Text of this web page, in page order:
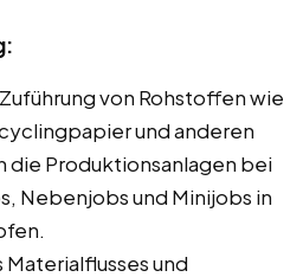
von Rohstoffen wie
und anderen
die Produktionsanlagen bei
Nebenjobs und Minijobs in
und